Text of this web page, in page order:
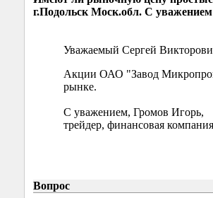
г.Подольск Моск.обл. С
Уважаемый Сергей
Акции ОАО "Завод
рынке.
С уважением, Громов Игорь,
трейдер, финансовая
Вопрос